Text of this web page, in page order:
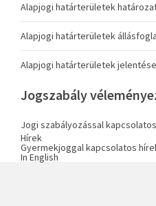
Alapjogi határterületek
Alapjogi határterületek
Alapjogi határterületek
Jogszabály
Jogi szabályozással
Hírek
Gyermekjoggal kapcsolatos
In English